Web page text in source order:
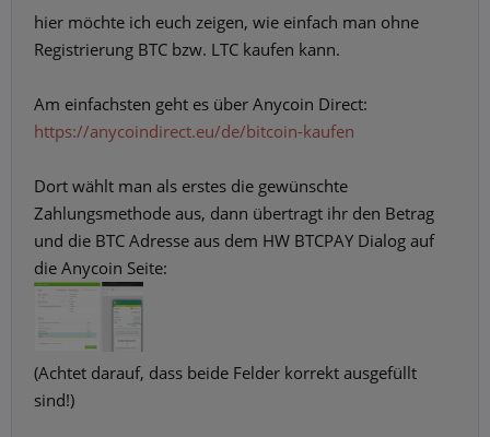
hier möchte ich euch zeigen, wie einfach man ohne
Registrierung BTC bzw. LTC kaufen kann.
Am einfachsten geht es über Anycoin Direct:
https://anycoindirect.eu/de/bitcoin-kaufen
Dort wählt man als erstes die gewünschte
Zahlungsmethode aus, dann übertragt ihr den Betrag
und die BTC Adresse aus dem HW BTCPAY Dialog auf
die Anycoin Seite:
(Achtet darauf, dass beide Felder korrekt ausgefüllt
sind!)